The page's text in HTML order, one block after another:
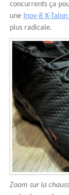
concurrents ça
une Inov-8 X-
plus radicale.
Zoom sur la